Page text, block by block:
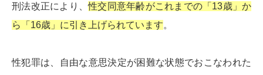
刑法改正により、性交同意年齢がこれまでの「13歳」か
ら「16歳」に引き上げられています。
性犯罪は、自由な意思決定が困難な状態でおこなわれた